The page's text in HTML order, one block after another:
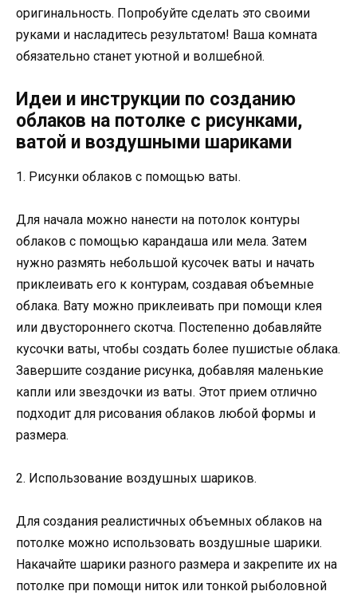
оригинальность. Попробуйте сделать это своими
руками и насладитесь результатом! Ваша комната
обязательно станет уютной и волшебной.
Идеи и инструкции по созданию
облаков на потолке с рисунками,
ватой и воздушными шариками
1. Рисунки облаков с помощью ваты.
Для начала можно нанести на потолок контуры
облаков с помощью карандаша или мела. Затем
нужно размять небольшой кусочек ваты и начать
приклеивать его к контурам, создавая объемные
облака. Вату можно приклеивать при помощи клея
или двустороннего скотча. Постепенно добавляйте
кусочки ваты, чтобы создать более пушистые облака.
Завершите создание рисунка, добавляя маленькие
капли или звездочки из ваты. Этот прием отлично
подходит для рисования облаков любой формы и
размера.
2. Использование воздушных шариков.
Для создания реалистичных объемных облаков на
потолке можно использовать воздушные шарики.
Накачайте шарики разного размера и закрепите их на
потолке при помощи ниток или тонкой рыболовной